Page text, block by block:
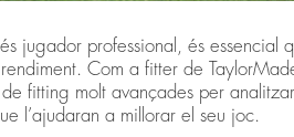
jugador professional, és essencial
Com a fitter de
fitting molt avançades per
l’ajudaran a millorar el seu joc.